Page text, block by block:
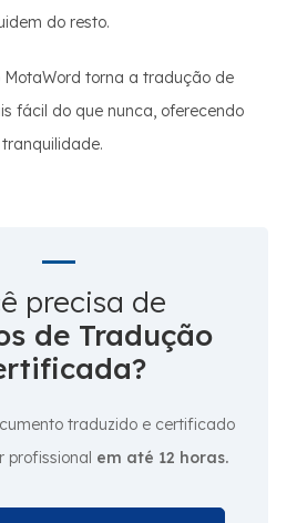
do resto.
MotaWord torna a tradução de
fácil do que nunca, oferecendo
precisa de
de Tradução
traduzido e certificado
profissional em até 12 horas.